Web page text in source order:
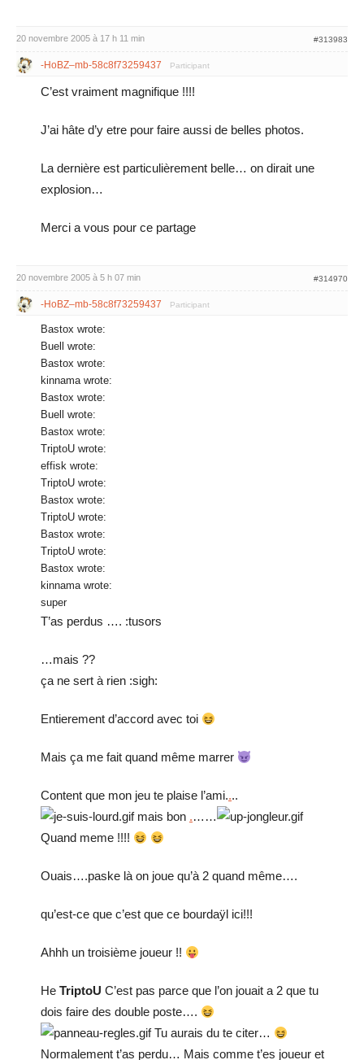
20 novembre 2005 à 17 h 11 min #313983
-HoBZ–mb-58c8f73259437 Participant
C’est vraiment magnifique !!!!
J’ai hâte d’y etre pour faire aussi de belles photos.
La dernière est particulièrement belle… on dirait une
explosion…
Merci a vous pour ce partage
20 novembre 2005 à 5 h 07 min #314970
-HoBZ–mb-58c8f73259437 Participant
Bastox wrote:
Buell wrote:
Bastox wrote:
kinnama wrote:
Bastox wrote:
Buell wrote:
Bastox wrote:
TriptoU wrote:
effisk wrote:
TriptoU wrote:
Bastox wrote:
TriptoU wrote:
Bastox wrote:
TriptoU wrote:
Bastox wrote:
kinnama wrote:
super
T’as perdus …. :tusors
…mais ??
ça ne sert à rien :sigh:
Entierement d’accord avec toi
Mais ça me fait quand même marrer
Content que mon jeu te plaise l’ami....
mais bon .……
Quand meme !!!!
Ouais….paske là on joue qu’à 2 quand même….
qu’est-ce que c’est que ce bourdaÿl ici!!!
Ahhh un troisième joueur !!
He TriptoU C’est pas parce que l’on jouait a 2 que tu
dois faire des double poste….
Tu aurais du te citer…
Normalement t’as perdu… Mais comme t’es joueur et